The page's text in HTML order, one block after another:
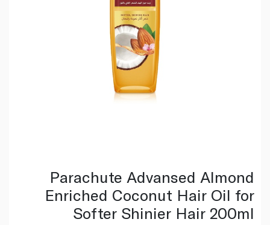
Parachute Advansed Almond
Enriched Coconut Hair Oil for
Softer Shinier Hair 200ml